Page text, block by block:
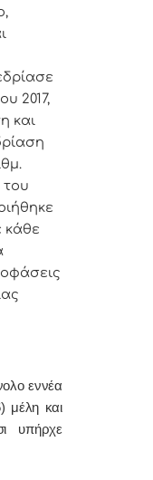
2017,
και
τoυ
κάθε
εννέα
μέλη και
υπήρχε